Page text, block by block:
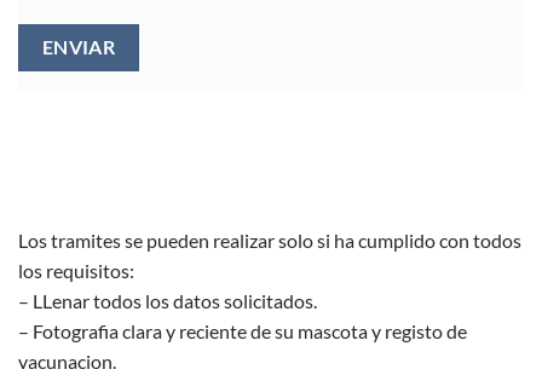
Los tramites se pueden realizar solo si ha cumplido con todos
los requisitos:
– LLenar todos los datos solicitados.
– Fotografia clara y reciente de su mascota y registo de
vacunacion.